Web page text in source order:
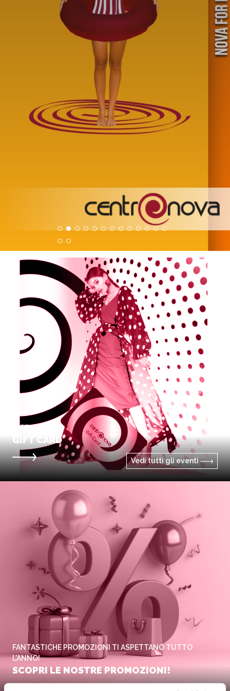
GIFT CARD
GIFT CARD
Vedi tutti gli eventi
FANTASTICHE PROMOZIONI TI ASPETTANO TUTTO
L'ANNO!
SCOPRI LE NOSTRE PROMOZIONI!